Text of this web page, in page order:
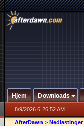
Hjem Downloads
8/9/2026 6:26:52 AM
AfterDawn > Nedlastinger